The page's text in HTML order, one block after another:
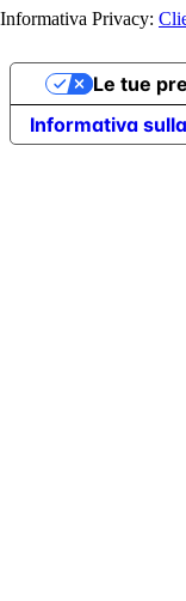
Informativa Privacy:
Informativa
Le tue